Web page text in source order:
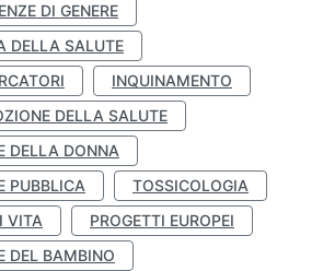
DI GENERE
DELLA SALUTE
INQUINAMENTO
DELLA SALUTE
DELLA DONNA
PUBBLICA
TOSSICOLOGIA
VITA
PROGETTI EUROPEI
DEL BAMBINO